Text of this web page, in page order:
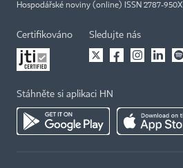
Hospodářské noviny (online) ISSN 2787-950X
Certifikováno Sledujte nás
Stáhněte si aplikaci HN